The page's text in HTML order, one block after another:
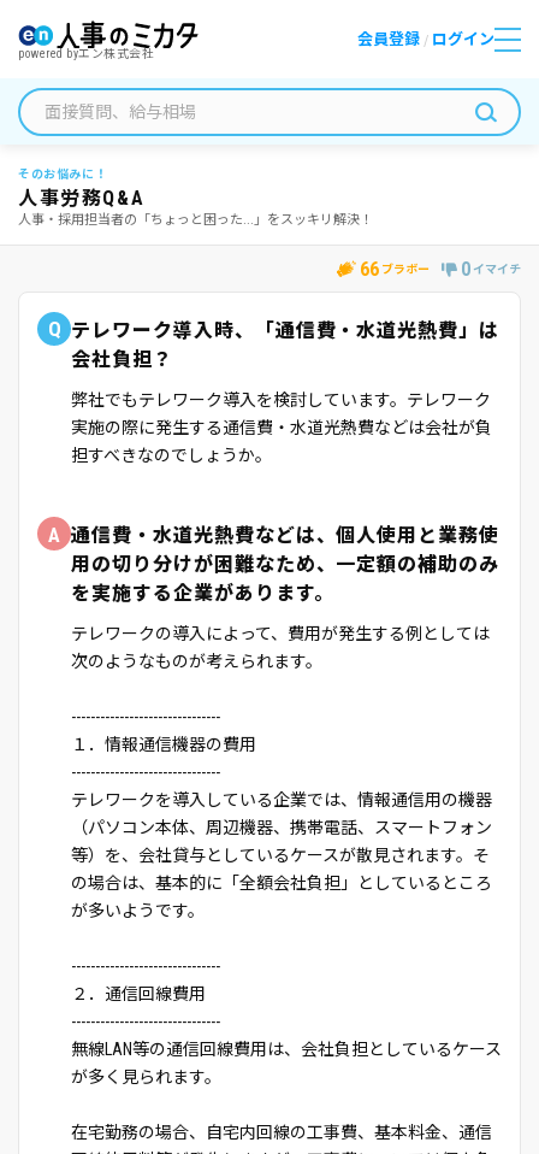
powered byエン株式会社
会員登録 / ログイン
そのお悩みに！
人事労務Q&A
人事・採用担当者の「ちょっと困った...」をスッキリ解決！
66 ブラボー 0 イマイチ
Q テレワーク導入時、「通信費・水道光熱費」は
会社負担？
弊社でもテレワーク導入を検討しています。テレワーク
実施の際に発生する通信費・水道光熱費などは会社が負
担すべきなのでしょうか。
A 通信費・水道光熱費などは、個人使用と業務使
用の切り分けが困難なため、一定額の補助のみ
を実施する企業があります。
テレワークの導入によって、費用が発生する例としては
次のようなものが考えられます。
-------------------------------
１．情報通信機器の費用
-------------------------------
テレワークを導入している企業では、情報通信用の機器
（パソコン本体、周辺機器、携帯電話、スマートフォン
等）を、会社貸与としているケースが散見されます。そ
の場合は、基本的に「全額会社負担」としているところ
が多いようです。
-------------------------------
２．通信回線費用
-------------------------------
無線LAN等の通信回線費用は、会社負担としているケース
が多く見られます。
在宅勤務の場合、自宅内回線の工事費、基本料金、通信